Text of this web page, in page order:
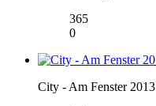
365
0
City - Am Fenster 2013